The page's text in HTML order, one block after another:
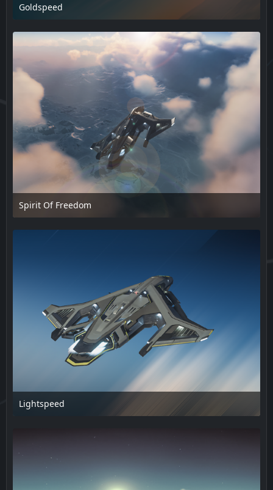
Goldspeed
18. Februar 2025 um 15:50
Spirit Of Freedom
18. Februar 2025 um 15:50
Lightspeed
18. Februar 2025 um 15:50